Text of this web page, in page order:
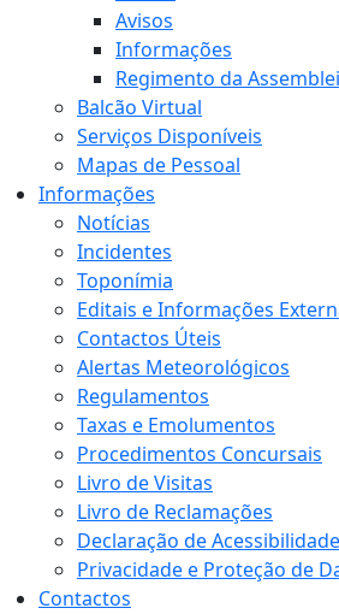
Avisos
Informações
Regimento da
Balcão Virtual
Serviços Disponíveis
Mapas de Pessoal
Informações
Notícias
Incidentes
Toponímia
Editais e Informações
Contactos Úteis
Alertas Meteorológicos
Regulamentos
Taxas e Emolumentos
Procedimentos Concursais
Livro de Visitas
Livro de Reclamações
Declaração de Acessibilidade
Privacidade e Proteção de
Contactos